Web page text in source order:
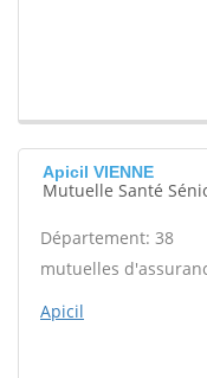
Apicil VIENNE
Mutuelle Santé
Département: 38
mutuelles
Apicil